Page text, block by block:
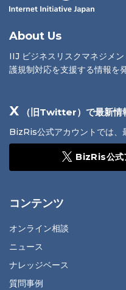
About Us
IIJ ビジネスリスクマネジメ
護規制対応を支援する情報を
X （旧Twitter）で最新情
BizRis公式アカウントでは、
BizRis公式
コンテンツ
オンライン相談
ニュース
ナレッジベース
質問事例